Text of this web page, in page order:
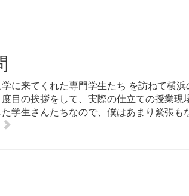
に来てくれた専門学生たち を訪ねて横浜
目の挨拶をして、実際の仕立ての授業現
学生さんたちなので、僕はあまり緊張も